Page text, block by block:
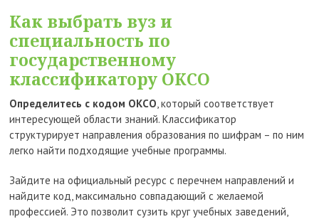
Как выбрать вуз и
специальность по
государственному
классификатору ОКСО
Определитесь с кодом ОКСО, который соответствует
интересующей области знаний. Классификатор
структурирует направления образования по шифрам – по ним
легко найти подходящие учебные программы.
Зайдите на официальный ресурс с перечнем направлений и
найдите код, максимально совпадающий с желаемой
профессией. Это позволит сузить круг учебных заведений,